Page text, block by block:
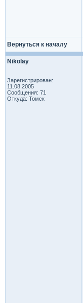
Вернуться к началу
Nikolay
Зарегистрирован:
11.08.2005
Сообщения: 71
Откуда: Томск